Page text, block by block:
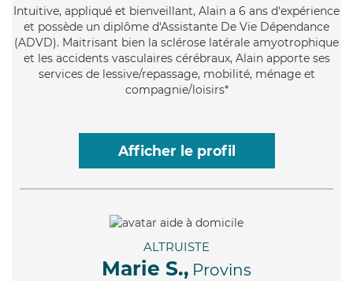
Intuitive, appliqué et bienveillant, Alain a 6 ans d'expérience
et possède un diplôme d'Assistante De Vie Dépendance
(ADVD). Maitrisant bien la sclérose latérale amyotrophique
et les accidents vasculaires cérébraux, Alain apporte ses
services de lessive/repassage, mobilité, ménage et
compagnie/loisirs*
Afficher le profil
ALTRUISTE
Marie S., Provins